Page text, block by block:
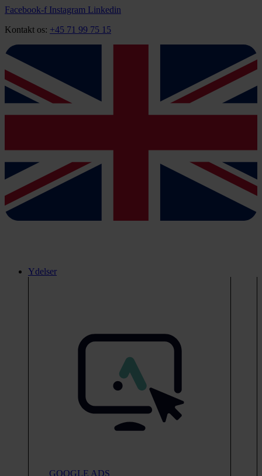
Videre
indhold
Facebook-f Instagram Linkedin
Kontakt os: +45 71 99 75 15
Ydelser
GOOGLE ADS